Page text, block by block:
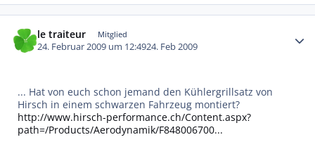
le traiteur Mitglied
24. Februar 2009 um 12:4924. Feb 2009
... Hat von euch schon jemand den Kühlergrillsatz von
Hirsch in einem schwarzen Fahrzeug montiert?
http://www.hirsch-performance.ch/Content.aspx?
path=/Products/Aerodynamik/F848006700...